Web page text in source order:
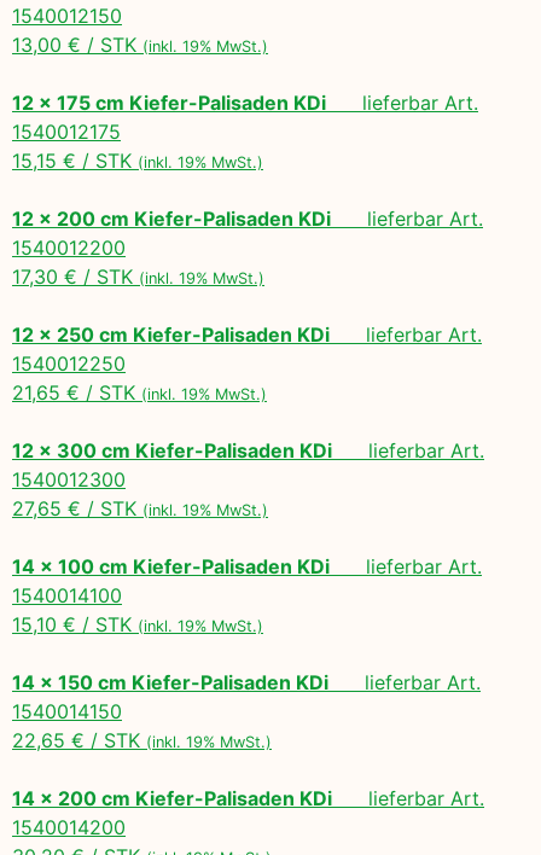
1540012150
13,00 € / STK (inkl. 19% MwSt.)
12 x 175 cm Kiefer-Palisaden KDi lieferbar Art.
1540012175
15,15 € / STK (inkl. 19% MwSt.)
12 x 200 cm Kiefer-Palisaden KDi lieferbar Art.
1540012200
17,30 € / STK (inkl. 19% MwSt.)
12 x 250 cm Kiefer-Palisaden KDi lieferbar Art.
1540012250
21,65 € / STK (inkl. 19% MwSt.)
12 x 300 cm Kiefer-Palisaden KDi lieferbar Art.
1540012300
27,65 € / STK (inkl. 19% MwSt.)
14 x 100 cm Kiefer-Palisaden KDi lieferbar Art.
1540014100
15,10 € / STK (inkl. 19% MwSt.)
14 x 150 cm Kiefer-Palisaden KDi lieferbar Art.
1540014150
22,65 € / STK (inkl. 19% MwSt.)
14 x 200 cm Kiefer-Palisaden KDi lieferbar Art.
1540014200